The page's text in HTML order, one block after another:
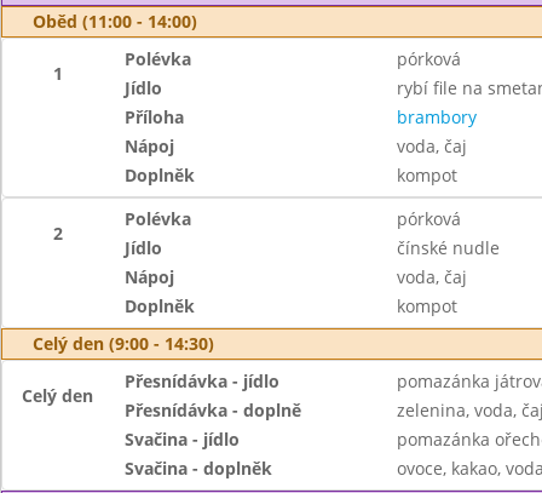
Oběd (11:00 - 14:00)
1
Polévka
pórková
Jídlo
rybí file na
Příloha
brambory
Nápoj
voda, čaj
Doplněk
kompot
2
Polévka
pórková
Jídlo
čínské nudle
Nápoj
voda, čaj
Doplněk
kompot
Celý den (9:00 - 14:30)
Celý den
Přesnídávka - jídlo
pomazánka
Přesnídávka - doplně
zelenina, voda,
Svačina - jídlo
pomazánka
Svačina - doplněk
ovoce, kakao,